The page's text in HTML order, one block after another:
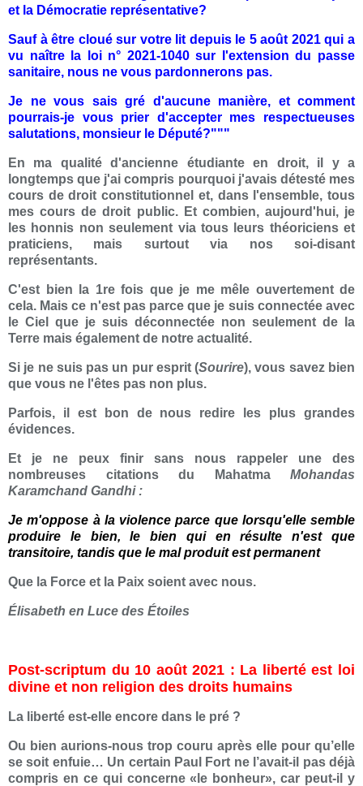
et la Démocratie représentative?
Sauf à être cloué sur votre lit depuis le 5 août 2021 qui a
vu naître la loi n° 2021-1040 sur l'extension du passe
sanitaire, nous ne vous pardonnerons pas.
Je ne vous sais gré d'aucune manière, et comment
pourrais-je vous prier d'accepter mes respectueuses
salutations, monsieur le Député?"""
En ma qualité d'ancienne étudiante en droit, il y a
longtemps que j'ai compris pourquoi j'avais détesté mes
cours de droit constitutionnel et, dans l'ensemble, tous
mes cours de droit public. Et combien, aujourd'hui, je
les honnis non seulement via tous leurs théoricienset
praticiens, mais surtout via nos soi-disant
représentants.
C'est bien la 1re fois que je me mêle ouvertement de
cela. Mais ce n'est pas parce que je suis connectée avec
le Ciel que je suis déconnectée non seulement de la
Terre mais également de notre actualité.
Si je ne suis pas un pur esprit (Sourire), vous savez bien
que vous ne l'êtes pas non plus.
Parfois, il est bon de nous redire les plus grandes
évidences.
Et je ne peux finir sans nous rappeler une des
nombreuses citations du Mahatma Mohandas
Karamchand Gandhi :
Je m'oppose à la violence parce que lorsqu'elle semble
produire le bien, le bien qui en résulte n'est que
transitoire, tandis que le mal produit est permanent
Que la Force et la Paix soient avec nous.
Élisabeth en Luce des Étoiles
Post-scriptum du 10 août 2021 : La liberté est loi
divine et non religion des droits humains
La liberté est-elle encore dans le pré ?
Ou bien aurions-nous trop couru après elle pour qu’elle
se soit enfuie… Un certain Paul Fort ne l’avait-il pas déjà
compris en ce qui concerne «le bonheur», car peut-il y